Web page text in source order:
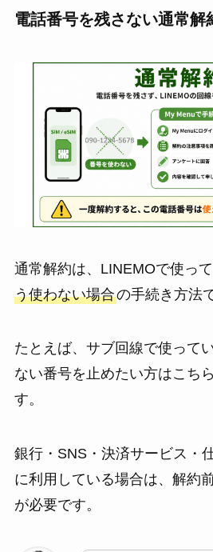
電話番号を残さない通常解
通常解約は、LINEMOで使っ
う使わない場合の手続き方法
たとえば、サブ回線で使って
ない番号を止めたい方はこち
す。
銀行・SNS・決済サービス・
に利用している場合は、解約
が必要です。